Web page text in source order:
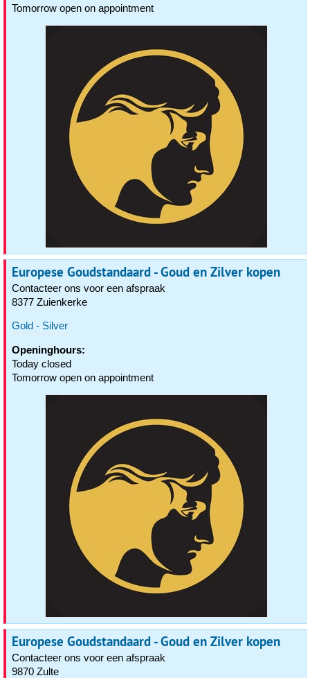
Tomorrow open on appointment
Europese Goudstandaard - Goud en Zilver kopen
Contacteer ons voor een afspraak
8377 Zuienkerke
Gold - Silver
Openinghours:
Today closed
Tomorrow open on appointment
Europese Goudstandaard - Goud en Zilver kopen
Contacteer ons voor een afspraak
9870 Zulte